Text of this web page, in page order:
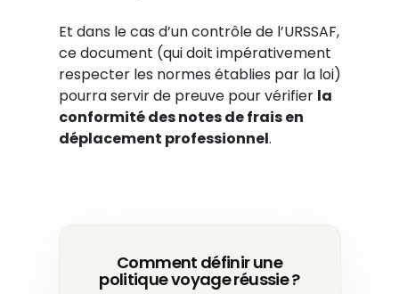
Et dans le cas d’un contrôle de l’URSSAF,
ce document (qui doit impérativement
respecter les normes établies par la loi)
pourra servir de preuve pour vérifier la
conformité des notes de frais en
déplacement professionnel.
Comment définir une
politique voyage réussie ?